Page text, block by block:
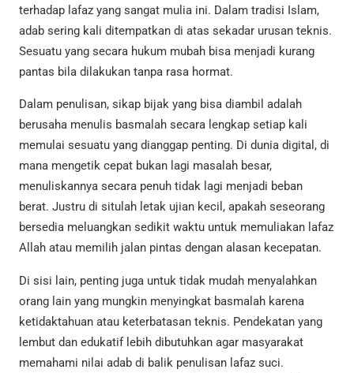
terhadap lafaz yang sangat mulia ini. Dalam tradisi Islam,
adab sering kali ditempatkan di atas sekadar urusan teknis.
Sesuatu yang secara hukum mubah bisa menjadi kurang
pantas bila dilakukan tanpa rasa hormat.
Dalam penulisan, sikap bijak yang bisa diambil adalah
berusaha menulis basmalah secara lengkap setiap kali
memulai sesuatu yang dianggap penting. Di dunia digital, di
mana mengetik cepat bukan lagi masalah besar,
menuliskannya secara penuh tidak lagi menjadi beban
berat. Justru di situlah letak ujian kecil, apakah seseorang
bersedia meluangkan sedikit waktu untuk memuliakan lafaz
Allah atau memilih jalan pintas dengan alasan kecepatan.
Di sisi lain, penting juga untuk tidak mudah menyalahkan
orang lain yang mungkin menyingkat basmalah karena
ketidaktahuan atau keterbatasan teknis. Pendekatan yang
lembut dan edukatif lebih dibutuhkan agar masyarakat
memahami nilai adab di balik penulisan lafaz suci.